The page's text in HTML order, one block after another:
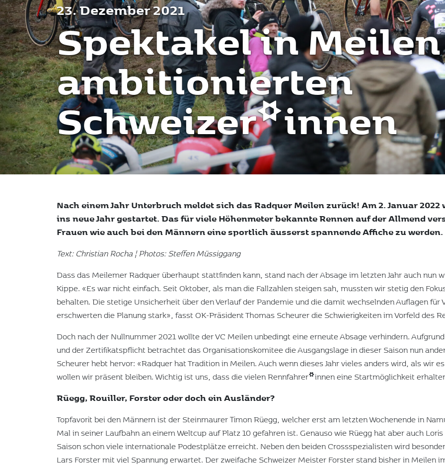
23. Dezember 2021
Spektakel in
ambitionierten
Schweizer*innen
Nach einem Jahr Unterbruch meldet sich das Radquer Meilen zurück! Am 2. Januar
ins neue Jahr gestartet. Das für viele Höhenmeter bekannte Rennen auf der Allmend
Frauen wie auch bei den Männern eine sportlich äusserst spannende Affiche zu werden.
Text: Christian Rocha ¦ Photos: Steffen Müssiggang
Dass das Meilemer Radquer überhaupt stattfinden kann, stand nach der Absage im letzten Jahr auch nun
Kippe. «Es war nicht einfach. Seit Oktober, als man die Fallzahlen steigen sah, mussten wir stetig den
behalten. Die stetige Unsicherheit über den Verlauf der Pandemie und die damit wechselnden Auflagen für
erschwerten die Planung stark», fasst OK-Präsident Thomas Scheurer die Schwierigkeiten im Vorfeld des
Doch nach der Nullnummer 2021 wollte der VC Meilen unbedingt eine erneute Absage verhindern.
und der Zertifikatspflicht betrachtet das Organisationskomitee die Ausgangslage in dieser Saison nun
Scheurer hebt hervor: «Radquer hat Tradition in Meilen. Auch wenn dieses Jahr vieles anders wird, als wir
wollen wir präsent bleiben. Wichtig ist uns, dass die vielen Rennfahrer*innen eine Startmöglichkeit
Rüegg, Rouiller, Forster oder doch ein Ausländer?
Topfavorit bei den Männern ist der Steinmaurer Timon Rüegg, welcher erst am letzten Wochenende in
Mal in seiner Laufbahn an einem Weltcup auf Platz 10 gefahren ist. Genauso wie Rüegg hat aber auch
Saison schon viele internationale Podestplätze erreicht. Neben den beiden Crossspezialisten wird
Lars Forster mit viel Spannung erwartet. Der zweifache Schweizer Meister Forster stand bisher in Meilen